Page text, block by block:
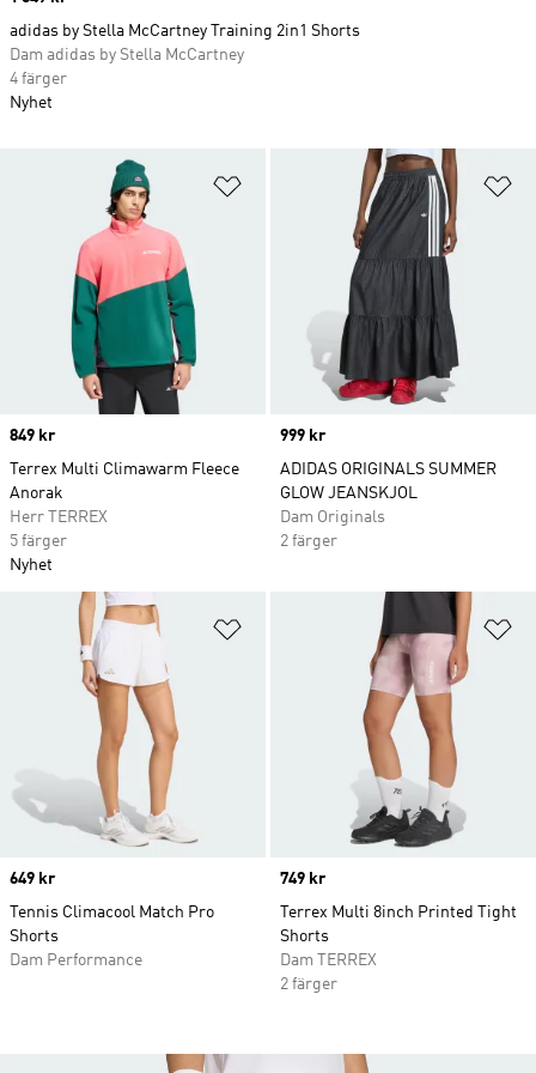
Lägg till på önskelistan
Price
849 kr
Terrex Multi Climawarm Fleece
Anorak
Herr TERREX
5 färger
Nyhet
Price
999 kr
ADIDAS ORIGINALS SUMMER
GLOW JEANSKJOL
Dam Originals
2 färger
Lägg till på önskelistan
Price
649 kr
Tennis Climacool Match Pro
Shorts
Dam Performance
Price
749 kr
Terrex Multi 8inch Printed Tight
Shorts
Dam TERREX
2 färger
adidas by Stella McCartney Training 2in1 Shorts
Dam adidas by Stella McCartney
4 färger
Nyhet